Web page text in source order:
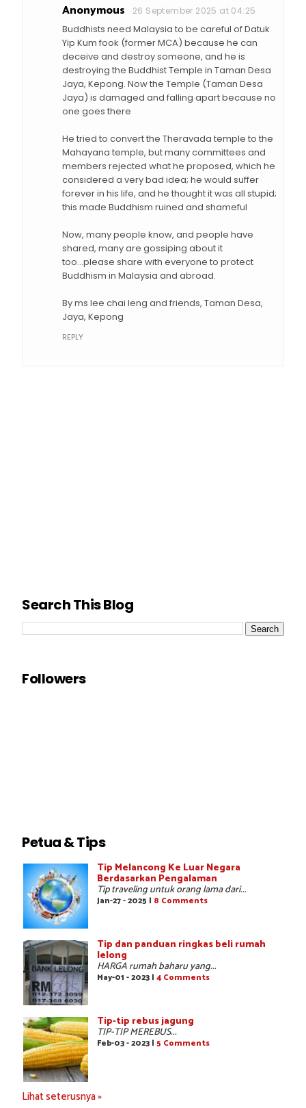
Anonymous 26 September 2025 at 04:25
Buddhists need Malaysia to be careful of Datuk
Yip Kum fook (former MCA) because he can
deceive and destroy someone, and he is
destroying the Buddhist Temple in Taman Desa
Jaya, Kepong. Now the Temple (Taman Desa
Jaya) is damaged and falling apart because no
one goes there
He tried to convert the Theravada temple to the
Mahayana temple, but many committees and
members rejected what he proposed, which he
considered a very bad idea; he would suffer
forever in his life, and he thought it was all stupid;
this made Buddhism ruined and shameful
Now, many people know, and people have
shared, many are gossiping about it
too...please share with everyone to protect
Buddhism in Malaysia and abroad.
By ms lee chai leng and friends, Taman Desa,
Jaya, Kepong
REPLY
Search This Blog
Followers
Petua & Tips
Tip Melancong Ke Luar Negara
Berdasarkan Pengalaman
Tip traveling untuk orang lama dari...
Jan-27 - 2025 | 8 Comments
Tip dan panduan ringkas beli rumah
lelong
HARGA rumah baharu yang...
May-01 - 2023 | 4 Comments
Tip-tip rebus jagung
TIP-TIP MEREBUS...
Feb-03 - 2023 | 5 Comments
Lihat seterusnya »